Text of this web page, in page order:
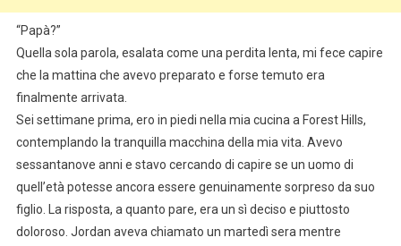
“Papà?”
Quella sola parola, esalata come una perdita lenta, mi fece capire
che la mattina che avevo preparato e forse temuto era
finalmente arrivata.
Sei settimane prima, ero in piedi nella mia cucina a Forest Hills,
contemplando la tranquilla macchina della mia vita. Avevo
sessantanove anni e stavo cercando di capire se un uomo di
quell’età potesse ancora essere genuinamente sorpreso da suo
figlio. La risposta, a quanto pare, era un sì deciso e piuttosto
doloroso. Jordan aveva chiamato un martedì sera mentre